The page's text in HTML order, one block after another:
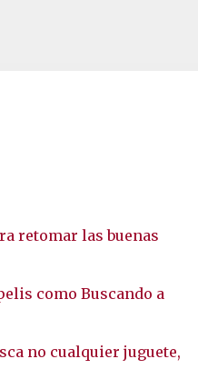
retomar las buenas
como Buscando a
no cualquier juguete,